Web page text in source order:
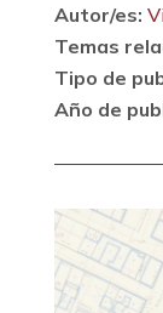
Autor/es:
Temas
Tipo de
Año de